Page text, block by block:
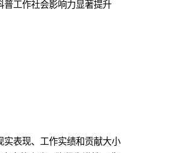
普工作社会影响力显著提升
实表现、工作实绩和贡献大小